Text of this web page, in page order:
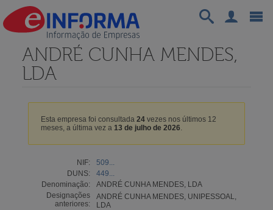
ANDRÉ CUNHA MENDES,
LDA
Esta empresa foi consultada 24vezes nos últimos 12
meses, a última vez a 13 de julho de 2026.
NIF:
509...
DUNS:
449...
Denominação:
ANDRÉ CUNHA MENDES, LDA
Designações
anteriores:
ANDRÉ CUNHA MENDES, UNIPESSOAL,
LDA